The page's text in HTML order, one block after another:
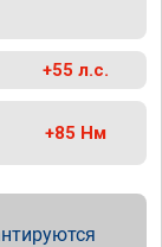
+55 л.с.
+85 Нм